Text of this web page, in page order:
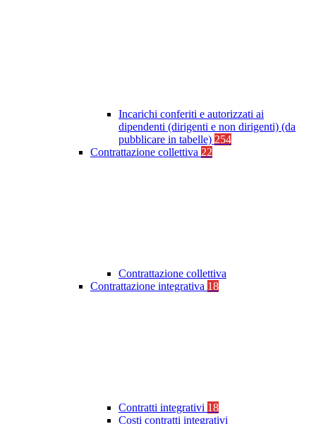
Incarichi conferiti e autorizzati ai
dipendenti (dirigenti e non dirigenti) (da
pubblicare in tabelle) 254
Contrattazione collettiva 22
Contrattazione collettiva
Contrattazione integrativa 18
Contratti integrativi 18
Costi contratti integrativi